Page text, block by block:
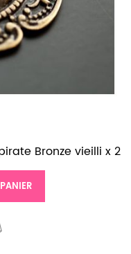
Bronze vieilli x 2